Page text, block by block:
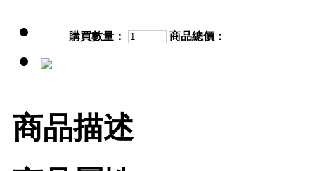
購買數量： 商品總價：
商品描述